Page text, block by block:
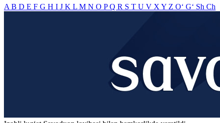
A B D E F G H I J K L M N O PQ R S T U V X Y Z O‘ G‘ Sh Ch